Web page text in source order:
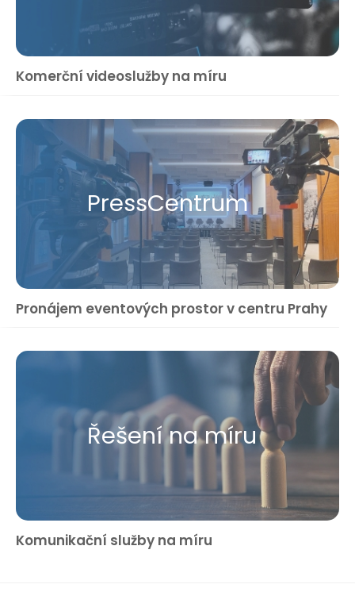
Komerční videoslužby na míru
Press​Centrum
Pronájem eventových prostor v centru Prahy
Řešení na míru
Komunikační služby na míru